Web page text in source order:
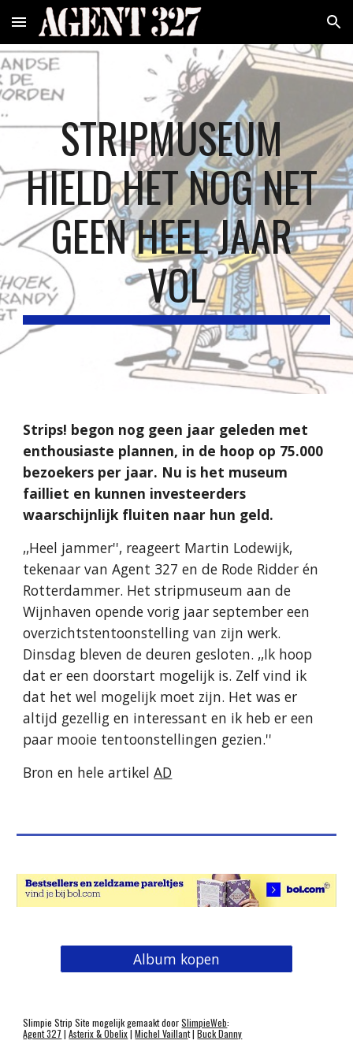
Skip to main content Skip to navigation
STRIPMUSEUM
HIELD HET NOG NET
GEEN HEEL JAAR
VOL
Strips! begon nog geen jaar geleden met
enthousiaste plannen, in de hoop op 75.000
bezoekers per jaar. Nu is het museum
failliet en kunnen investeerders
waarschijnlijk fluiten naar hun geld.
,,Heel jammer'', reageert Martin Lodewijk,
tekenaar van Agent 327 en de Rode Ridder én
Rotterdammer. Het stripmuseum aan de
Wijnhaven opende vorig jaar september een
overzichtstentoonstelling van zijn werk.
Dinsdag bleven de deuren gesloten. ,,Ik hoop
dat er een doorstart mogelijk is. Zelf vind ik
dat het wel mogelijk moet zijn. Het was er
altijd gezellig en interessant en ik heb er een
paar mooie tentoonstellingen gezien.''
Bron en hele artikel AD
Album kopen
Slimpie Strip Site mogelijk gemaakt doorSlimpieWeb:
Agent 327 |Asterix & Obelix|Michel Vaillant |Buck Danny